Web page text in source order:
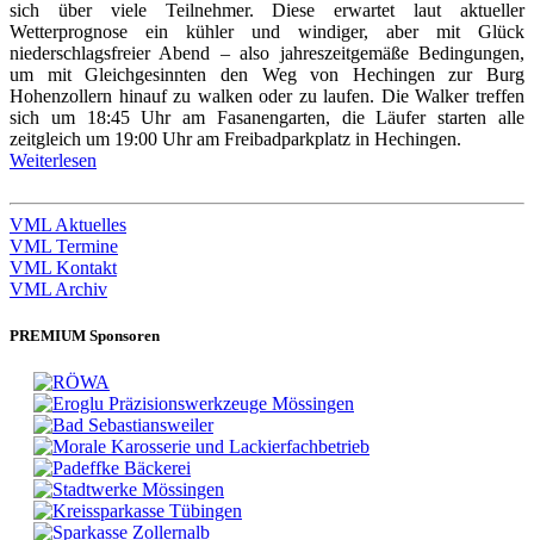
sich über viele Teilnehmer. Diese erwartet laut aktueller
Wetterprognose ein kühler und windiger, aber mit Glück
niederschlagsfreier Abend – also jahreszeitgemäße Bedingungen,
um mit Gleichgesinnten den Weg von Hechingen zur Burg
Hohenzollern hinauf zu walken oder zu laufen. Die Walker treffen
sich um 18:45 Uhr am Fasanengarten, die Läufer starten alle
zeitgleich um 19:00 Uhr am Freibadparkplatz in Hechingen.
Weiterlesen
VML Aktuelles
VML Termine
VML Kontakt
VML Archiv
PREMIUM Sponsoren